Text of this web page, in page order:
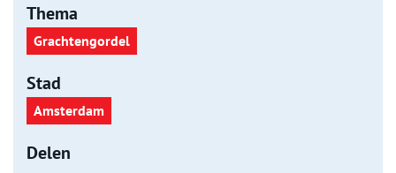
Thema
Grachtengordel
Stad
Amsterdam
Delen